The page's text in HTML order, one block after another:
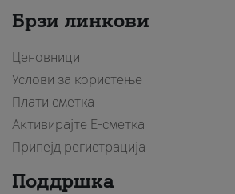
Брзи линкови
Ценовници
Услови за користење
Плати сметка
Активирајте Е-сметка
Припејд регистрација
Поддршка